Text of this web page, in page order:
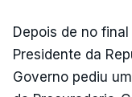
Depois de no
Presidente da
Governo pediu